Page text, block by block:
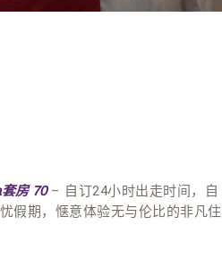
房 70– 自订24小时出走时间，自
假期，惬意体验无与伦比的非凡住